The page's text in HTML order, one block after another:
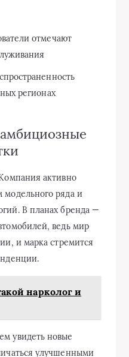
отмечают
регионах
активно
модельного ряда и
В планах бренда —
ведь мир
и марка стремится
нарколог и
увидеть новые
улучшенными